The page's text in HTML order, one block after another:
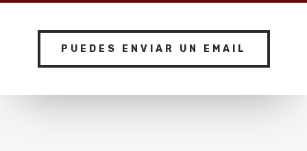
PUEDES ENVIAR UN EMAIL